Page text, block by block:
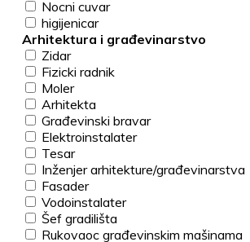
Nocni cuvar
higijenicar
Arhitektura i građevinarstvo
Zidar
Fizicki radnik
Moler
Arhitekta
Građevinski bravar
Elektroinstalater
Tesar
Inženjer arhitekture/građevinarstva
Fasader
Vodoinstalater
Šef gradilišta
Rukovaoc građevinskim mašinama